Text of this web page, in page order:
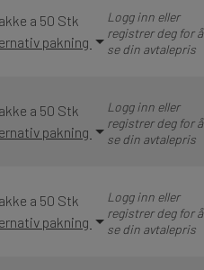
a 50 Stk
pakning
Logg inn eller
registrer deg for å
se din avtalepris
a 50 Stk
pakning
Logg inn eller
registrer deg for å
se din avtalepris
a 50 Stk
pakning
Logg inn eller
registrer deg for å
se din avtalepris